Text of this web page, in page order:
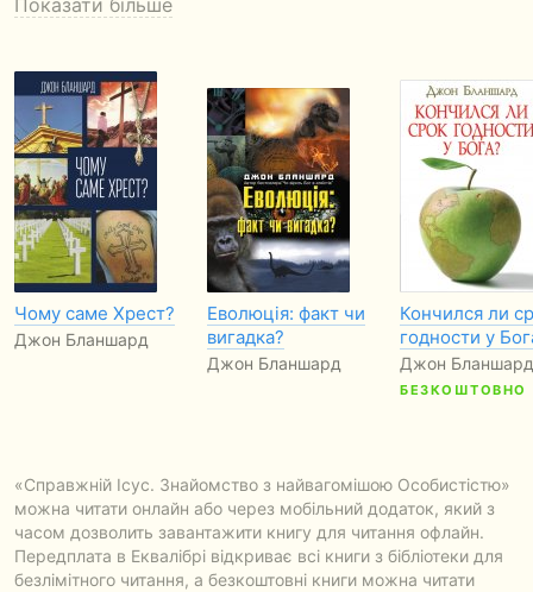
Показати більше
Чому саме Хрест?
Джон Бланшард
Еволюція: факт чи
вигадка?
Джон Бланшард
Кончился ли
годности у
Джон Бланшард
БЕЗКОШТОВНО
«Справжній Ісус. Знайомство з найвагомішою Особистістю»
можна читати онлайн або через мобільний додаток, який з
часом дозволить завантажити книгу для читання офлайн.
Передплата в Еквалібрі відкриває всі книги з бібліотеки для
безлімітного читання, а безкоштовні книги можна читати